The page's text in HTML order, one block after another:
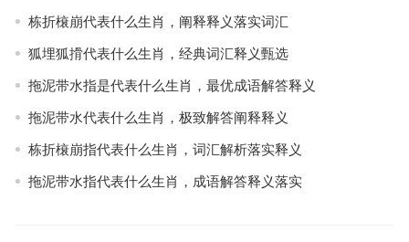
栋折榱崩代表什么生肖，阐释释义落实词汇
狐埋狐搰代表什么生肖，经典词汇释义甄选
拖泥带水指是代表什么生肖，最优成语解答释义
拖泥带水代表什么生肖，极致解答阐释释义
栋折榱崩指代表什么生肖，词汇解析落实释义
拖泥带水指代表什么生肖，成语解答释义落实